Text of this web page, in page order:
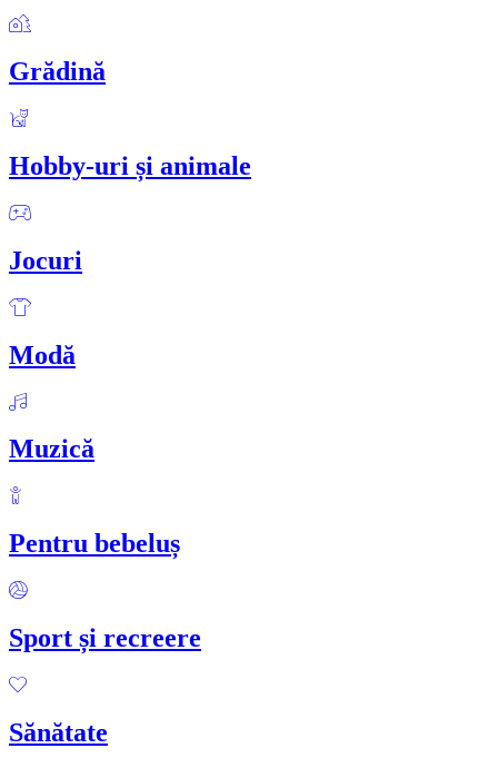
Grădină
Hobby-uri și animale
Jocuri
Modă
Muzică
Pentru bebeluș
Sport și recreere
Sănătate